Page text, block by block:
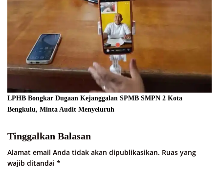
LPHB Bongkar Dugaan Kejanggalan SPMB SMPN 2 Kota
Bengkulu, Minta Audit Menyeluruh
Tinggalkan Balasan
Alamat email Anda tidak akan dipublikasikan. Ruas yang
wajib ditandai *